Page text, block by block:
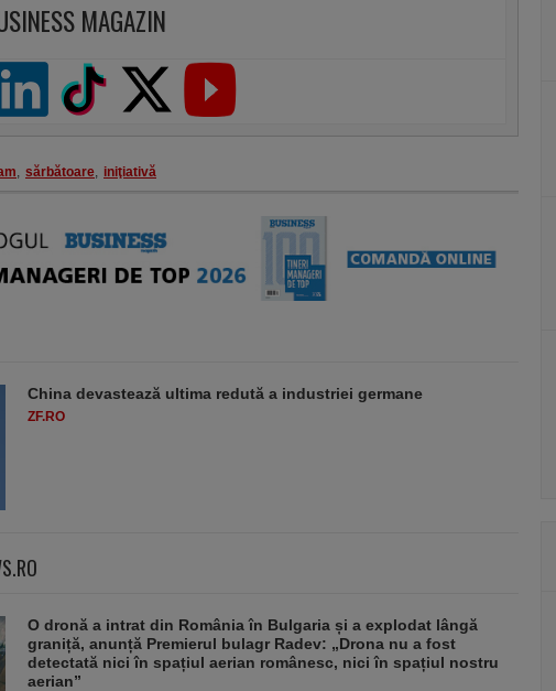
MAGAZIN
, sărbătoare, iniţiativă
China devastează ultima redută a industriei germane
ZF.RO
O dronă a intrat din România în Bulgaria și a explodat lângă
graniță, anunță Premierul bulagr Radev: „Drona nu a fost
detectată nici în spațiul aerian românesc, nici în spațiul nostru
aerian”